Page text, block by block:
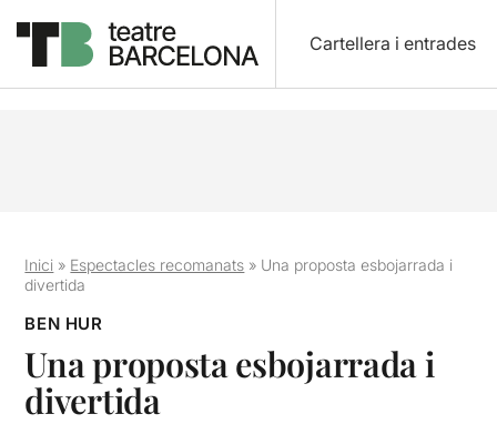
Cartellera i entrades
Inici » Espectacles recomanats » Una proposta esbojarrada i
divertida
BEN HUR
Una proposta esbojarrada i
divertida